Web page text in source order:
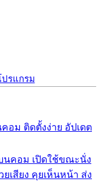
รแกรม
อม ติดตั้งง่าย อัปเดต
นคอม เปิดใช้ขณะนั่ง
เสียง คุยเห็นหน้า ส่ง